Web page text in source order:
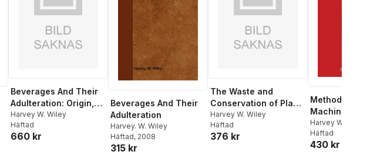
Beverages And Their
Adulteration: Origin,
Composition,
Manufacture, Natural,
Artificial, Fermented,
Harvey W. Wiley
Häftad
660 kr
Beverages And Their
Adulteration
Harvey. W. Wiley
Häftad, 2008
315 kr
The Waste and
Conservation of Plant
Food
Harvey W. Wiley
Häftad
376 kr
Methods and
Machinery
Application of
Diffusion to
Extraction of
Harvey W. Wiley
Häftad
430 kr